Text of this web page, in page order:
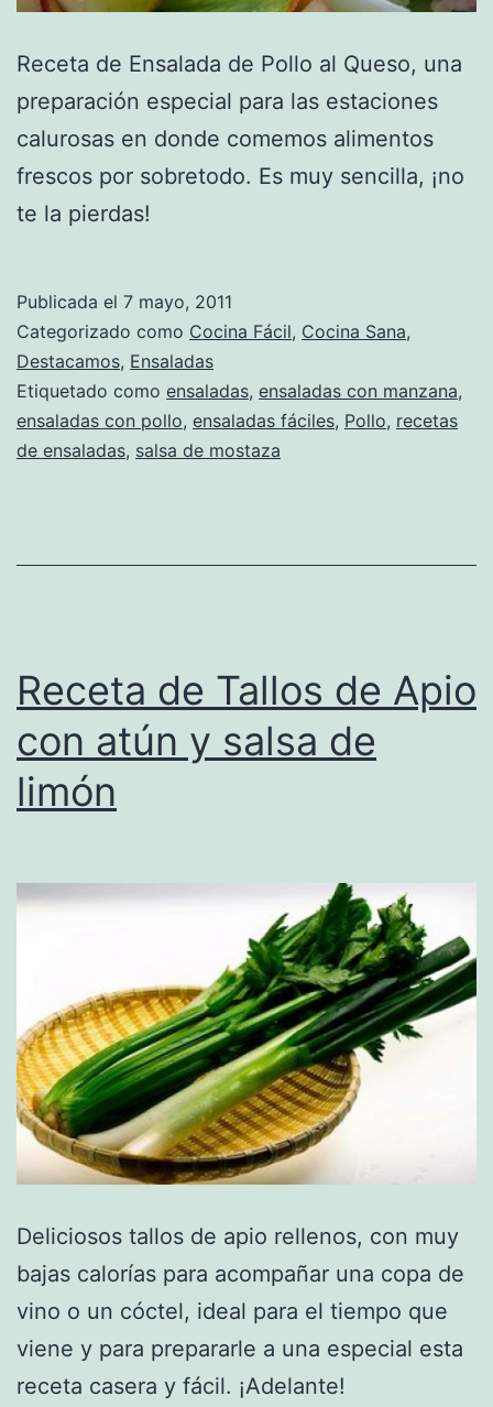
Receta de Ensalada de Pollo al Queso, una
preparación especial para las estaciones
calurosas en donde comemos alimentos
frescos por sobretodo. Es muy sencilla, ¡no
te la pierdas!
Publicada el 7 mayo, 2011
Categorizado como Cocina Fácil, Cocina Sana,
Destacamos, Ensaladas
Etiquetado como ensaladas, ensaladas con manzana,
ensaladas con pollo, ensaladas fáciles, Pollo, recetas
de ensaladas, salsa de mostaza
Receta de Tallos de Apio
con atún y salsa de
limón
Deliciosos tallos de apio rellenos, con muy
bajas calorías para acompañar una copa de
vino o un cóctel, ideal para el tiempo que
viene y para prepararle a una especial esta
receta casera y fácil. ¡Adelante!